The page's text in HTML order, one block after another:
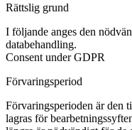
Rättslig grund
I följande anges den
databehandling.
Consent under GDPR
Förvaringsperiod
Förvaringsperioden är den
lagras för